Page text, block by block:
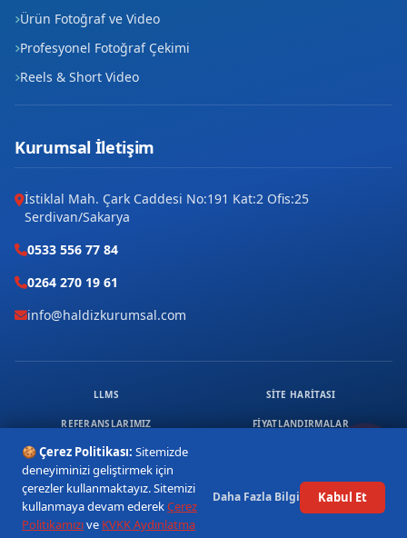
🍪 Çerez Politikası: Sitemizde
deneyiminizi geliştirmek için
çerezler kullanmaktayız. Sitemizi
kullanmaya devam ederekÇerez
Politikamızıve KVKK Aydınlatma
Daha Fazla Bilgi Kabul Et
Ürün Fotoğraf ve Video
Profesyonel Fotoğraf Çekimi
Reels & Short Video
Kurumsal İletişim
İstiklal Mah. Çark Caddesi No:191 Kat:2 Ofis:25
Serdivan/Sakarya
0533 556 77 84
0264 270 19 61
info@haldizkurumsal.com
© 2026 HALDIZ KURUMSAL. TÜM HAKLARI SAKLIDIR.
LLMS SITE HARITASI
REFERANSLARIMIZ FIYATLANDIRMALAR
ÜCRETSIZ DANIŞMANLIK